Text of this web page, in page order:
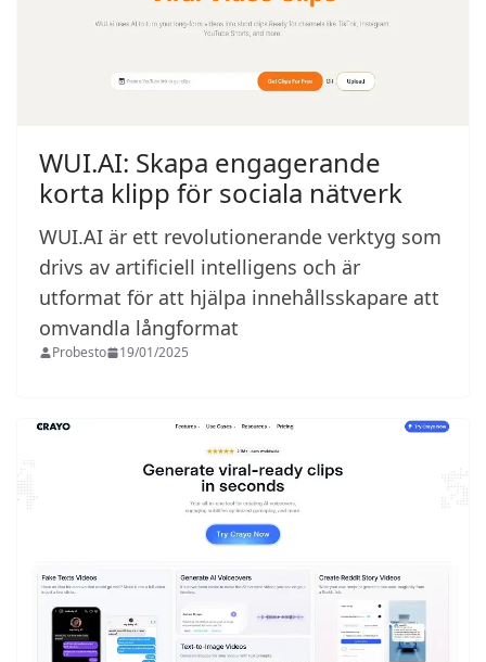
WUI.AI: Skapa engagerande
korta klipp för sociala nätverk
WUI.AI är ett revolutionerande verktyg som
drivs av artificiell intelligens och är
utformat för att hjälpa innehållsskapare att
omvandla långformat
Probesto 19/01/2025